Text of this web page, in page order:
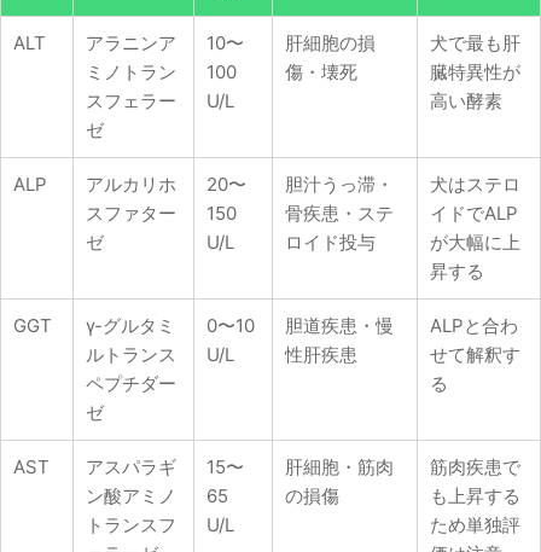
ALT
アラニンア
ミノトラン
スフェラー
ゼ
10〜
100
U/L
肝細胞の損
傷・壊死
犬で最も肝
臓特異性が
高い酵素
ALP
アルカリホ
スファター
ゼ
20〜
150
U/L
胆汁うっ滞・
骨疾患・ステ
ロイド投与
犬はステロ
イドでALP
が大幅に上
昇する
GGT
γ-グルタミ
ルトランス
ペプチダー
ゼ
0〜10
U/L
胆道疾患・慢
性肝疾患
ALPと合わ
せて解釈す
る
AST
アスパラギ
ン酸アミノ
トランスフ
15〜
65
U/L
肝細胞・筋肉
の損傷
筋肉疾患で
も上昇する
ため単独評